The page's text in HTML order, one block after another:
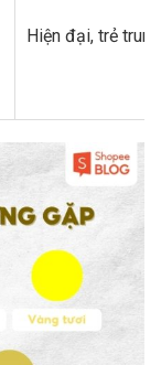
Hiện đại, trẻ trung